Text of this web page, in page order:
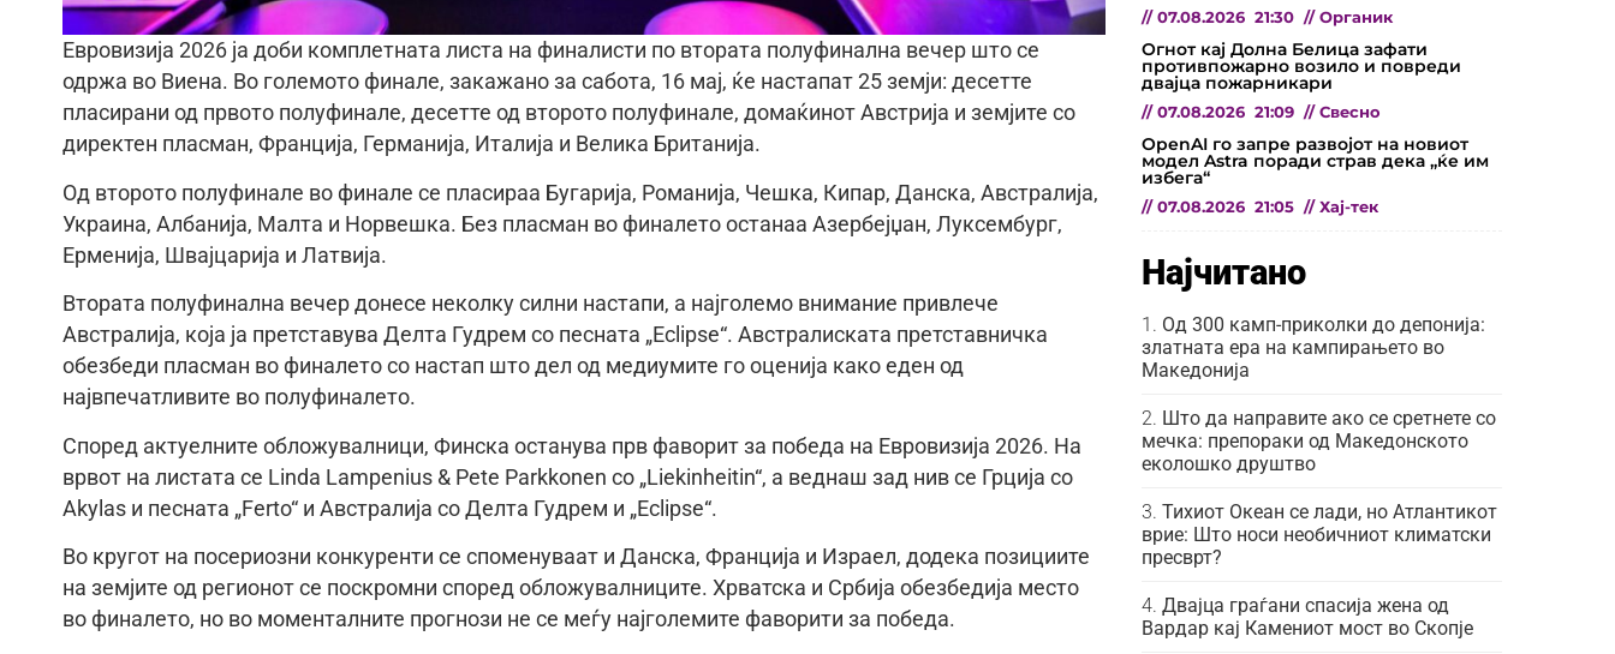
Евровизија 2026 ја доби комплетната листа на финалисти по втората полуфинална вечер што се
одржа во Виена. Во големото финале, закажано за сабота, 16 мај, ќе настапат 25 земји: десетте
пласирани од првото полуфинале, десетте од второто полуфинале, домаќинот Австрија и земјите со
директен пласман, Франција, Германија, Италија и Велика Британија.
Од второто полуфинале во финале се пласираа Бугарија, Романија, Чешка, Кипар, Данска, Австралија,
Украина, Албанија, Малта и Норвешка. Без пласман во финалето останаа Азербејџан, Луксембург,
Ерменија, Швајцарија и Латвија.
Втората полуфинална вечер донесе неколку силни настапи, а најголемо внимание привлече
Австралија, која ја претставува Делта Гудрем со песната „Eclipse“. Австралиската претставничка
обезбеди пласман во финалето со настап што дел од медиумите го оценија како еден од
највпечатливите во полуфиналето.
Според актуелните обложувалници, Финска останува прв фаворит за победа на Евровизија 2026. На
врвот на листата се Linda Lampenius & Pete Parkkonen со „Liekinheitin“, а веднаш зад нив се Грција со
Akylas и песната „Ferto“ и Австралија со Делта Гудрем и „Eclipse“.
Во кругот на посериозни конкуренти се споменуваат и Данска, Франција и Израел, додека позициите
на земјите од регионот се поскромни според обложувалниците. Хрватска и Србија обезбедија место
во финалето, но во моменталните прогнози не се меѓу најголемите фаворити за победа.
// 07.08.2026 21:30 // Органик
Огнот кај Долна Белица зафати
противпожарно возило и повреди
двајца пожарникари
// 07.08.2026 21:09 // Свесно
OpenAI го запре развојот на новиот
модел Astra поради страв дека „ќе им
избега“
// 07.08.2026 21:05 // Хај-тек
Најчитано
Од 300 камп-приколки до депонија:
златната ера на кампирањето во
Македонија
Што да направите ако се сретнете со
мечка: препораки од Македонското
еколошко друштво
Тихиот Океан се лади, но Атлантикот
врие: Што носи необичниот климатски
пресврт?
Двајца граѓани спасија жена од
Вардар кај Камениот мост во Скопје